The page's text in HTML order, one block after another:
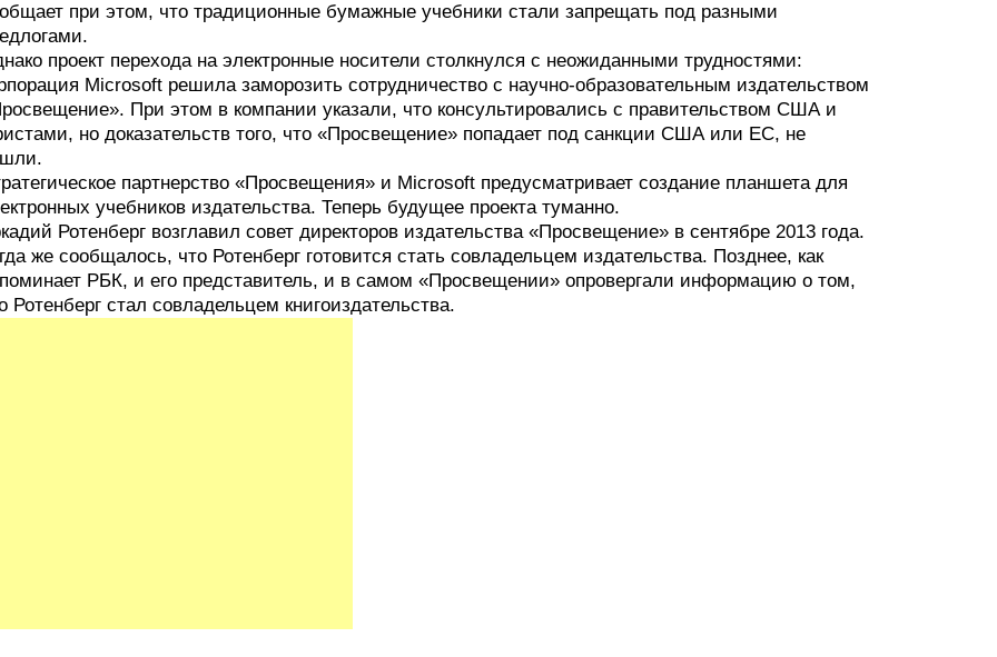
при этом, что традиционные бумажные учебники стали запрещать под разными
проект перехода на электронные носители столкнулся с неожиданными трудностями:
Microsoft решила заморозить сотрудничество с научно-образовательным издательством
При этом в компании указали, что консультировались с правительством США и
но доказательств того, что «Просвещение» попадает под санкции США или ЕС, не
партнерство «Просвещения» и Microsoft предусматривает создание планшета для
учебников издательства. Теперь будущее проекта туманно.
Ротенберг возглавил совет директоров издательства «Просвещение» в сентябре 2013 года.
же сообщалось, что Ротенберг готовится стать совладельцем издательства. Позднее, как
РБК, и его представитель, и в самом «Просвещении» опровергали информацию о том,
Ротенберг стал совладельцем книгоиздательства.